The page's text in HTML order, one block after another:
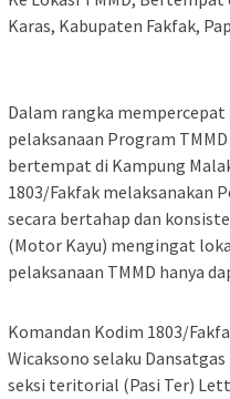
Karas, Kabupaten Fakfak,
Dalam rangka
pelaksanaan Program
bertempat di Kampung
1803/Fakfak melaksanakan
secara bertahap dan
(Motor Kayu) mengingat
pelaksanaan TMMD hanya
Komandan Kodim 1803/
Wicaksono selaku
seksi teritorial (Pasi Ter)